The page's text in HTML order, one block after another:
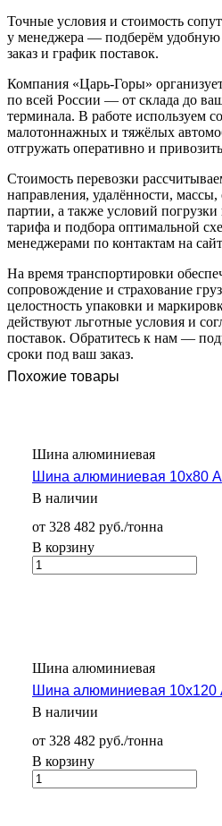
Точные условия и стоимость
у менеджера — подберём удобную
заказ и график поставок.
Компания «Царь-Горы»
по всей России — от склада до
терминала. В работе используем
малотоннажных и тяжёлых
отгружать оперативно и
Стоимость перевозки
направления, удалённости,
партии, а также условий
тарифа и подбора оптимальной
менеджерами по контактам на
На время транспортировки
сопровождение и страхование
целостность упаковки и
действуют льготные условия и
поставок. Обратитесь к нам —
сроки под ваш заказ.
Похожие товары
Шина алюминиевая
Шина алюминиевая 10х80
В наличии
от 328 482 руб./тонна
В корзину
Шина алюминиевая
Шина алюминиевая 10х120
В наличии
от 328 482 руб./тонна
В корзину